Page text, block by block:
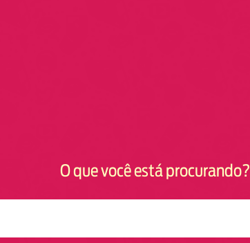
O que você está procurando?